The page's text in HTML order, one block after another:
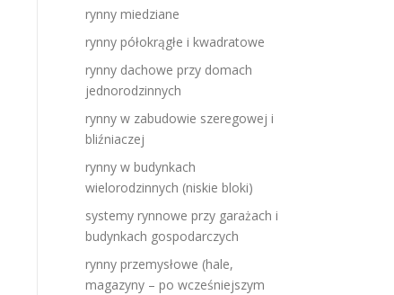
rynny miedziane
rynny półokrągłe i kwadratowe
rynny dachowe przy domach
jednorodzinnych
rynny w zabudowie szeregowej i
bliźniaczej
rynny w budynkach
wielorodzinnych (niskie bloki)
systemy rynnowe przy garażach i
budynkach gospodarczych
rynny przemysłowe (hale,
magazyny – po wcześniejszym